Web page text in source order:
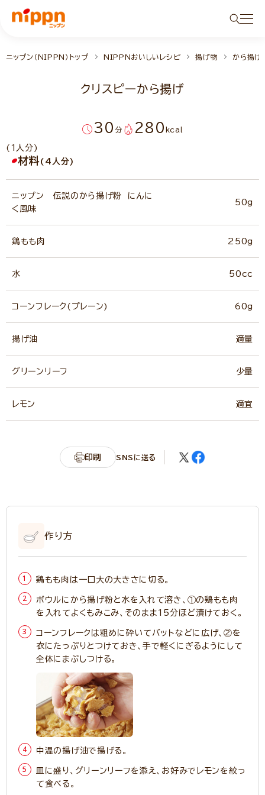
ニップン（NIPPN）トップ NIPPNおいしいレシピ 揚げ物 から揚げ
クリスピーから揚げ
30 分 280 kcal
(1人分)
材料(4人分)
ニップン 伝説のから揚げ粉 にんに
く風味
50g
鶏もも肉 250g
水 50cc
コーンフレーク(プレーン) 60g
揚げ油 適量
グリーンリーフ 少量
レモン 適宜
印刷 SNSに送る
作り方
鶏もも肉は一口大の大きさに切る。
ボウルにから揚げ粉と水を入れて溶き、①の鶏もも肉
を入れてよくもみこみ、そのまま15分ほど漬けておく。
コーンフレークは粗めに砕いてバットなどに広げ、②を
衣にたっぷりとつけておき、手で軽くにぎるようにして
全体にまぶしつける。
中温の揚げ油で揚げる。
皿に盛り、グリーンリーフを添え、お好みでレモンを絞っ
て食べる。